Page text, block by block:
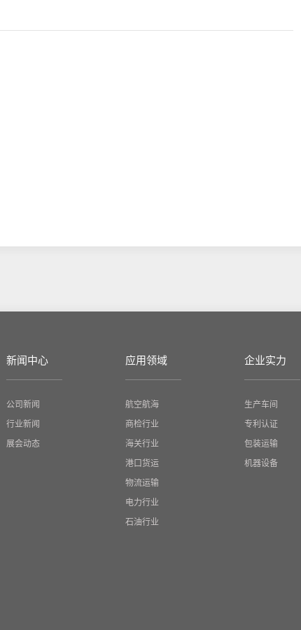
新闻中心
公司新闻
行业新闻
展会动态
应用领域
航空航海
商检行业
海关行业
港口货运
物流运输
电力行业
石油行业
企业实力
生产车间
专利认证
包装运输
机器设备